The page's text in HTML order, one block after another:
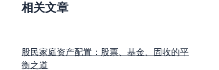
相关文章
股民家庭资产配置：股票、基金、固收的平
衡之道